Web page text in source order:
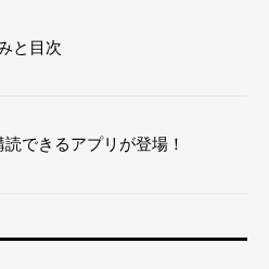
と目次
できるアプリが登場！